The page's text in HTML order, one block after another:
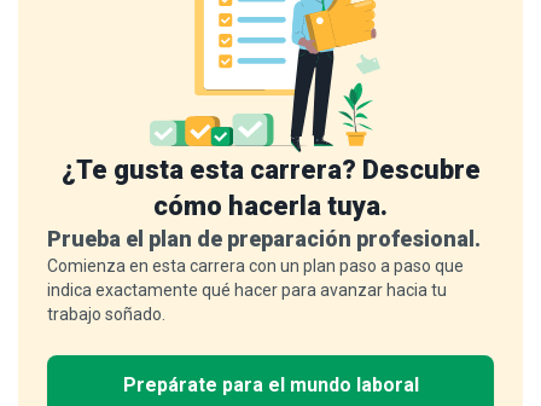
¿Te gusta esta carrera? Descubre
cómo hacerla tuya.
Prueba el plan de preparación profesional.
Comienza en esta carrera con un plan paso a paso que
indica exactamente qué hacer para avanzar hacia tu
trabajo soñado.
Prepárate para el mundo laboral